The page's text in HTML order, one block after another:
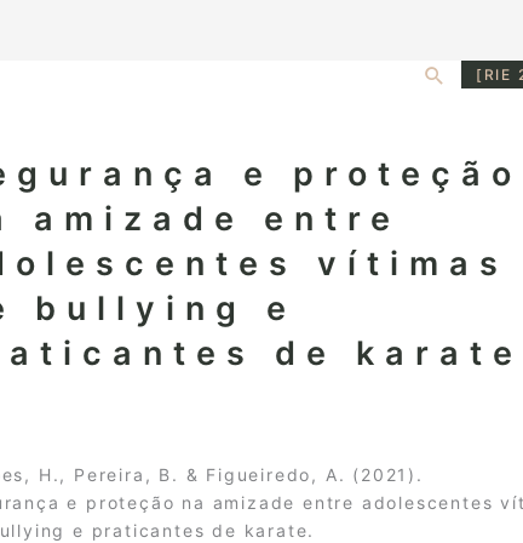
Search
[RIE
e proteção
amizade entre
vítimas
bullying e
de karate
H., Pereira, B. & Figueiredo, A. (2021).
e proteção na amizade entre adolescentes
e praticantes de karate.